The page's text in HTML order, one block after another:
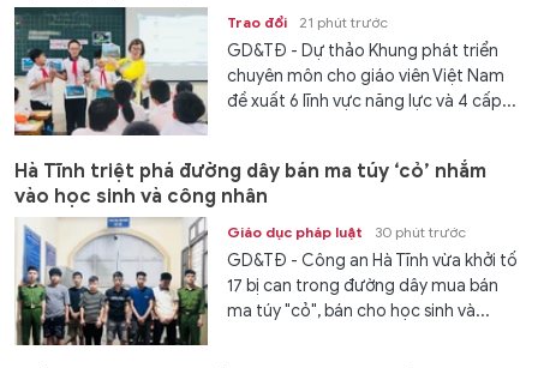
Trao đổi 21 phút trước
GD&TĐ - Dự thảo Khung phát triển
chuyên môn cho giáo viên Việt Nam
đề xuất 6 lĩnh vực năng lực và 4 cấp...
Hà Tĩnh triệt phá đường dây bán ma túy ‘cỏ’ nhắm
vào học sinh và công nhân
Giáo dục pháp luật 30 phút trước
GD&TĐ - Công an Hà Tĩnh vừa khởi tố
17 bị can trong đường dây mua bán
ma túy "cỏ", bán cho học sinh và...